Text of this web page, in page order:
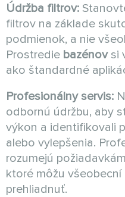
Údržba filtrov:
filtrov na základe
podmienok, a nie
Prostredie bazénovsi
ako štandardné
Profesionálny servis:
odbornú údržbu, aby
výkon a identifikovali
alebo vylepšenia.
rozumejú požiadavkám
ktoré môžu
prehliadnuť.